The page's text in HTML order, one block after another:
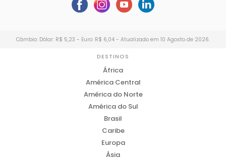
Câmbio: Dólar: R$ 5,23 - Euro: R$ 6,04 - Atualizado em 10 Agosto de 2026.
DESTINOS
África
América Central
América do Norte
América do Sul
Brasil
Caribe
Europa
Ásia